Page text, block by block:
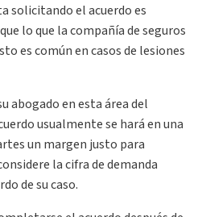
solicitando el acuerdo es
lo que la compañía de seguros
es común en casos de lesiones
abogado en esta área del
usualmente se hará en una
un margen justo para
la cifra de demanda
de su caso.